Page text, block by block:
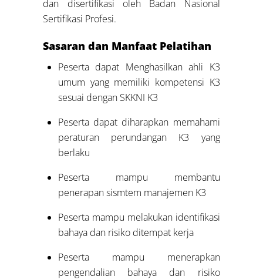
dan disertifikasi oleh Badan Nasional
Sertifikasi Profesi.
Sasaran dan Manfaat Pelatihan
Peserta dapat Menghasilkan ahli K3
umum yang memiliki kompetensi K3
sesuai dengan SKKNI K3
Peserta dapat diharapkan memahami
peraturan perundangan K3 yang
berlaku
Peserta mampu membantu
penerapan sismtem manajemen K3
Peserta mampu melakukan identifikasi
bahaya dan risiko ditempat kerja
Peserta mampu menerapkan
pengendalian bahaya dan risiko